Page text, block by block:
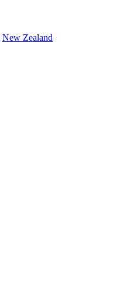
New Zealand